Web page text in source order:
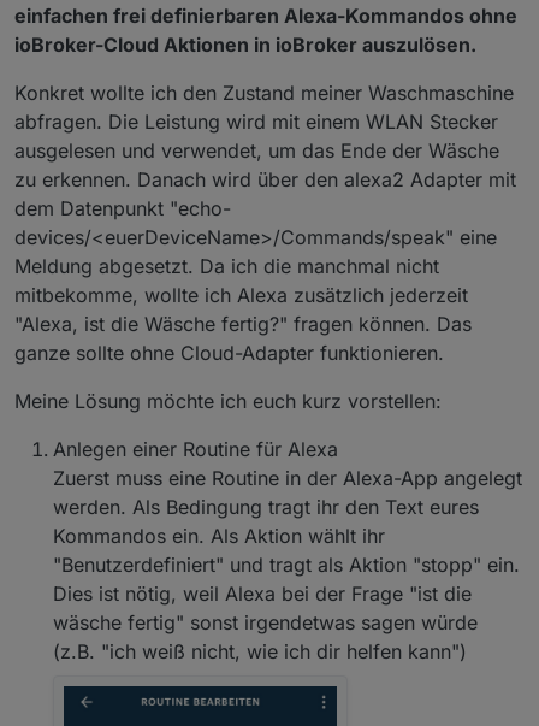
einfachen frei definierbaren Alexa-Kommandos ohne
ioBroker-Cloud Aktionen in ioBroker auszulösen.
Konkret wollte ich den Zustand meiner Waschmaschine
abfragen. Die Leistung wird mit einem WLAN Stecker
ausgelesen und verwendet, um das Ende der Wäsche
zu erkennen. Danach wird über den alexa2 Adapter mit
dem Datenpunkt "echo-
devices/<euerDeviceName>/Commands/speak" eine
Meldung abgesetzt. Da ich die manchmal nicht
mitbekomme, wollte ich Alexa zusätzlich jederzeit
"Alexa, ist die Wäsche fertig?" fragen können. Das
ganze sollte ohne Cloud-Adapter funktionieren.
Meine Lösung möchte ich euch kurz vorstellen:
Anlegen einer Routine für Alexa
Zuerst muss eine Routine in der Alexa-App angelegt
werden. Als Bedingung tragt ihr den Text eures
Kommandos ein. Als Aktion wählt ihr
"Benutzerdefiniert" und tragt als Aktion "stopp" ein.
Dies ist nötig, weil Alexa bei der Frage "ist die
wäsche fertig" sonst irgendetwas sagen würde
(z.B. "ich weiß nicht, wie ich dir helfen kann")